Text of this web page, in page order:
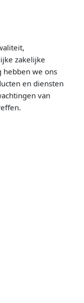
zakelijke
hebben we ons
en diensten
van